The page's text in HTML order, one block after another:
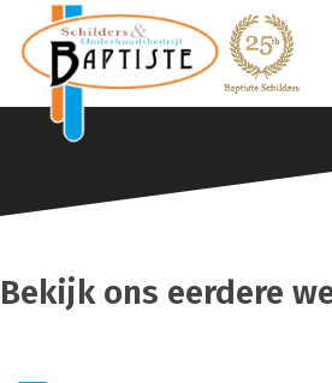
Portfolio
Bekijk ons eerdere